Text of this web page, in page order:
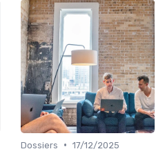
Dossiers • 17/12/2025